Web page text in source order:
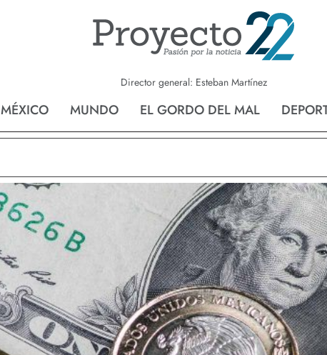
Director general: Esteban Martínez
MÉXICO MUNDO EL GORDO DEL MAL
Reynosa Nvo. Laredo